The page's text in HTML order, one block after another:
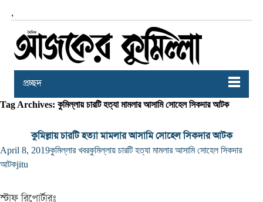
,
প্রচ্ছদ
Tag Archives: কুমিল্লায় চারটি হত্যা মামলার আসামি সোহেল সিকদার আটক
কুমিল্লায় চারটি হত্যা মামলার আসামি সোহেল সিকদার আটক
April 8, 2019কুমিল্লার খবরকুমিল্লায় চারটি হত্যা মামলার আসামি সোহেল সিকদার
আটকjitu
স্টাফ রিপোর্টারঃ